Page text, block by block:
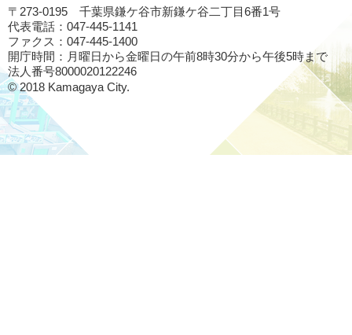
〒273-0195 千葉県鎌ケ谷市新鎌ケ谷二丁目6番1号
代表電話：047-445-1141
ファクス：047-445-1400
開庁時間：月曜日から金曜日の午前8時30分から午後5時まで
法人番号8000020122246
© 2018 Kamagaya City.